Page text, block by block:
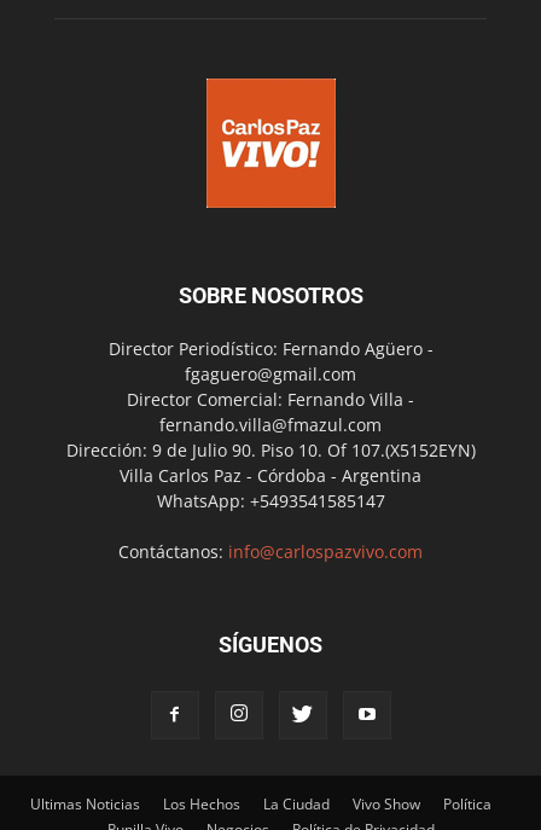
SOBRE NOSOTROS
Director Periodístico: Fernando Agüero -
fgaguero@gmail.com
Director Comercial: Fernando Villa -
fernando.villa@fmazul.com
Dirección: 9 de Julio 90. Piso 10. Of 107.(X5152EYN)
Villa Carlos Paz - Córdoba - Argentina
WhatsApp: +5493541585147
Contáctanos: info@carlospazvivo.com
SÍGUENOS
Ultimas Noticias Los Hechos La Ciudad Vivo Show
Política